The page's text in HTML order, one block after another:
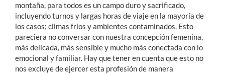
montaña, para todos es un campo duro y sacrificado,
incluyendo turnos y largas horas de viaje en la mayoría de
los casos; climas fríos y ambientes contaminados. Esto
pareciera no conversar con nuestra concepción femenina,
más delicada, más sensible y mucho más conectada con lo
emocional y familiar. Hay que tener en cuenta que esto no
nos excluye de ejercer esta profesión de manera